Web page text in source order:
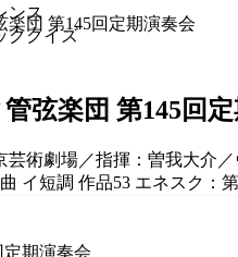
ンス
ククイズ
弦楽団 第145回
芸術劇場／指揮：曽我大介
イ短調 作品53 エネスク：